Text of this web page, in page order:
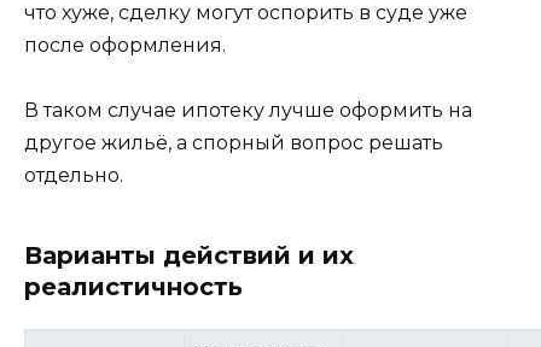
что хуже, сделку могут оспорить в суде уже
после оформления.
В таком случае ипотеку лучше оформить на
другое жильё, а спорный вопрос решать
отдельно.
Варианты действий и их
реалистичность